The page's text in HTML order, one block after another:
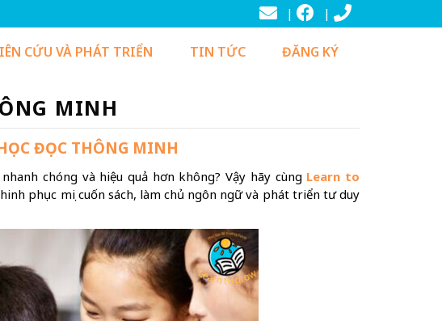
CỨU VÀ PHÁT TRIỂN TIN TỨC ĐĂNG KÝ
MINH
ĐỌC THÔNG MINH
chóng và hiệu quả hơn không? Vậy hãy cùng Learn to
phục mọi cuốn sách, làm chủ ngôn ngữ và phát triển tư duy